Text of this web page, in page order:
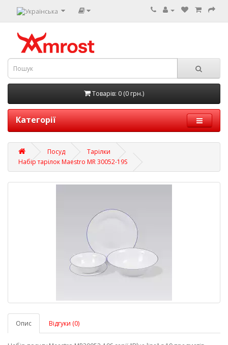
Товарів: 0 (0 грн.)
Категорії
Посуд
Тарілки
Набір тарілок Maestro MR 30052-19S
Опис Відгуки (0)